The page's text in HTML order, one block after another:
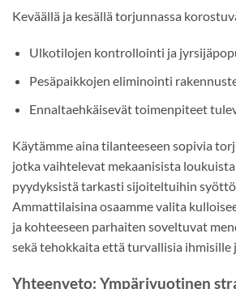
Keväällä ja kesällä torjunnassa
Ulkotilojen kontrollointi ja
Pesäpaikkojen eliminointi
Ennaltaehkäisevät toimenpiteet
Käytämme aina tilanteeseen sopivia
jotka vaihtelevat mekaanisista
pyydyksistä tarkasti sijoiteltuihin
Ammattilaisina osaamme valita
ja kohteeseen parhaiten soveltuvat
sekä tehokkaita että turvallisia ihmisille
Yhteenveto: Ympärivuotinen